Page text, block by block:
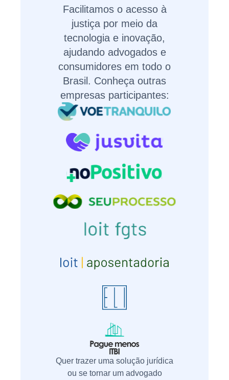
Facilitamos o acesso à
justiça por meio da
tecnologia e inovação,
ajudando advogados e
consumidores em todo o
Brasil. Conheça outras
empresas participantes:
Quer trazer uma solução jurídica
ou se tornar um advogado